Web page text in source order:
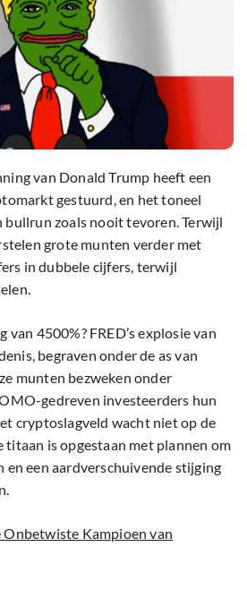
van Donald Trump heeft een
gestuurd, en het toneel
bullrun zoals nooit tevoren. Terwijl
grote munten verder met
in dubbele cijfers, terwijl
van 4500%? FRED’s explosie van
begraven onder de as van
munten bezweken onder
gedreven investeerders hun
cryptoslagveld wacht niet op de
titaan is opgestaan met plannen om
een aardverschuivende stijging
Onbetwiste Kampioen van